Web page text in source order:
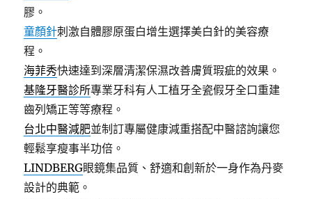
膠。
童顏針刺激自體膠原蛋白增生選擇美白針的美容療
程。
海菲秀快速達到深層清潔保濕改善膚質瑕疵的效果。
基隆牙醫診所專業牙科有人工植牙全瓷假牙全口重建
齒列矯正等等療程。
台北中醫減肥並制訂專屬健康減重搭配中醫諮詢讓您
輕鬆享瘦事半功倍。
LINDBERG眼鏡集品質、舒適和創新於一身作為丹麥
設計的典範。